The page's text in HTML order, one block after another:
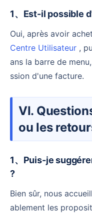
1、Est-il
Oui, après avoir
Centre Utilisateur ,
ans la barre de
ssion d'une facture.
VI. Questions sur les demandes
ou les
1、Puis-je suggérer une nouvelle fonctionnalité
?
Bien sûr, nous accueillons et encourageons très favor
ablement les